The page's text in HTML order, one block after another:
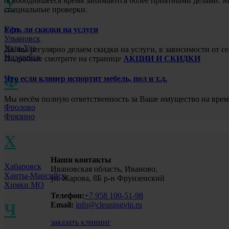
У
Уфа
Ульяновск
Улан-Удэ
Уссурийск
Ф
Фролово
Фрязино
Х
Хабаровск
Ханты-Мансийск
Химки МО
Ч
специальные проверки.
Есть ли скидки на услуги
Да, мы регулярно делаем скидки на услуги, в зависимости
Подробнее смотрите на странице АКЦИИ И СКИДКИ
Что если клинер испортит мебель, пол и т.д.
Мы несём полную ответственность за Ваше имущество на
Наши контакты
Ивановская область, Иваново,
ул. Жарова, 8Б р-н Фрунзенский
Телефон:+7 958 100-51-98
Email: info@cleaningvip.ru
заказать клининг